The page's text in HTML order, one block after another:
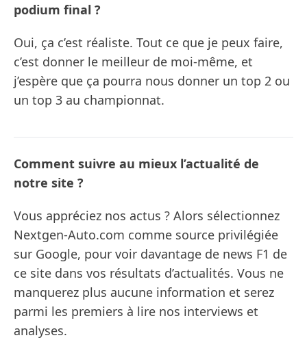
podium final ?
Oui, ça c’est réaliste. Tout ce que je peux faire,
c’est donner le meilleur de moi-même, et
j’espère que ça pourra nous donner un top 2 ou
un top 3 au championnat.
Comment suivre au mieux l’actualité de
notre site ?
Vous appréciez nos actus ? Alors sélectionnez
Nextgen-Auto.com comme source privilégiée
sur Google, pour voir davantage de news F1 de
ce site dans vos résultats d’actualités. Vous ne
manquerez plus aucune information et serez
parmi les premiers à lire nos interviews et
analyses.